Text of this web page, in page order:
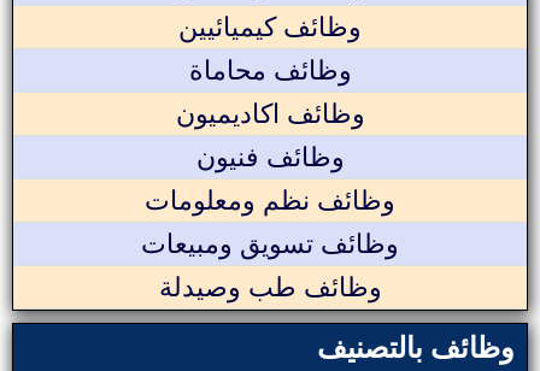
وظائف كيميائيين
وظائف محاماة
وظائف اكاديميون
وظائف فنيون
وظائف نظم ومعلومات
وظائف تسويق ومبيعات
وظائف طب وصيدلة
وظائف بالتصنيف